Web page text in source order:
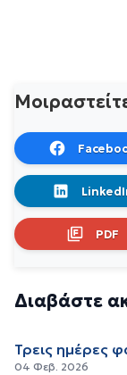
PDF
Διαβάστε
Τρεις ημέρες
04 Φεβ. 2026